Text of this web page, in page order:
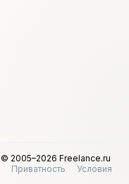
© 2005–2026 Freelance.ru
Приватность
Условия